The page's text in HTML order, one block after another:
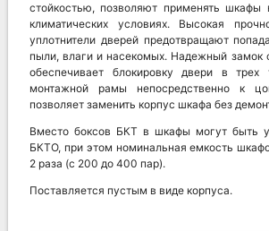
стойкостью, позволяют применять шкафы
климатических условиях. Высокая
уплотнители дверей предотвращают
пыли, влаги и насекомых. Надежный замок
обеспечивает блокировку двери в трех
монтажной рамы непосредственно к
позволяет заменить корпус шкафа без
Вместо боксов БКТ в шкафы могут быть
БКТО, при этом номинальная емкость
2 раза (с 200 до 400 пар).
Поставляется пустым в виде корпуса.